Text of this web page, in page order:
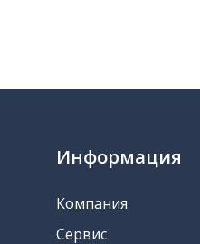
Информация
Компания
Сервис